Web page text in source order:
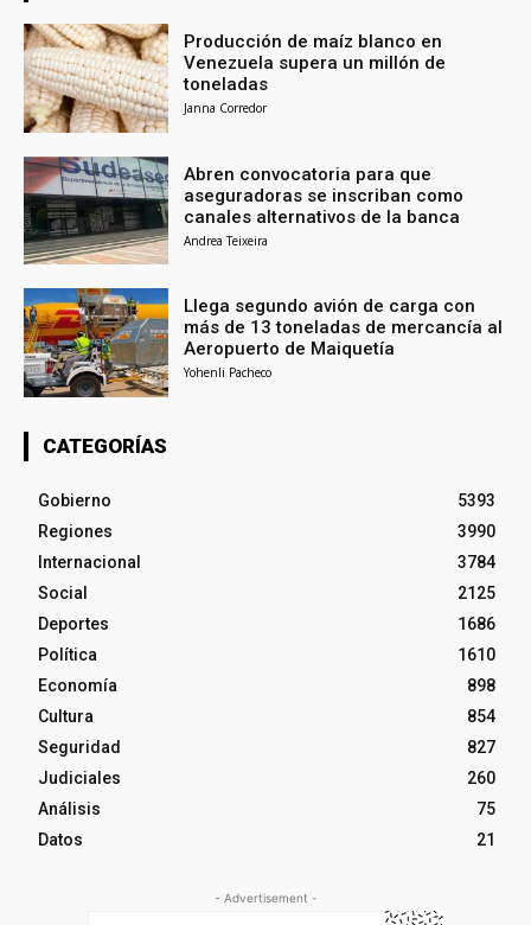
Producción de maíz blanco en
Venezuela supera un millón de
toneladas
Janna Corredor
Abren convocatoria para que
aseguradoras se inscriban como
canales alternativos de la banca
Andrea Teixeira
Llega segundo avión de carga con
más de 13 toneladas de mercancía al
Aeropuerto de Maiquetía
Yohenli Pacheco
CATEGORÍAS
Gobierno
5393
Regiones
3990
Internacional
3784
Social
2125
Deportes
1686
Política
1610
Economía
898
Cultura
854
Seguridad
827
Judiciales
260
Análisis
75
Datos
21
- Advertisement -